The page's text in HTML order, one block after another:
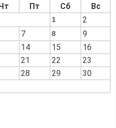
Пт Сб Вс
1
2
7 8
9
14 15
16
21 22
23
28 29
30